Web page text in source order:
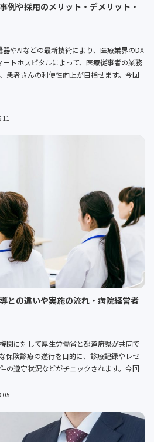
例や採用のメリット・デメリット・
やAIなどの最新技術により、医療業界のDX
トホスピタルによって、医療従事者の業務
患者さんの利便性向上が目指せます。今回
との違いや実施の流れ・病院経営者
関に対して厚生労働省と都道府県が共同で
保険診療の遂行を目的に、診療記録やレセ
の遵守状況などがチェックされます。今回